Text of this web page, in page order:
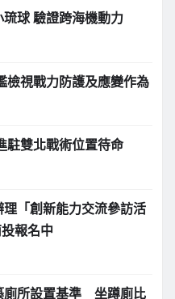
球 驗證跨海機動力
檢視戰力防護及應變作為
駐雙北戰術位置待命
「創新能力交流參訪活
報名中
廁所設置基準 坐蹲廁比